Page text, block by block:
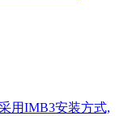
用IMB3安装方式,